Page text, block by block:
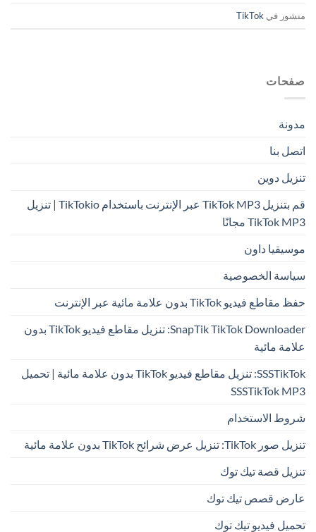
منشور في TikTok
صفحات
مدونة
اتصل بنا
تنزيل دوين
قم بتنزيل TikTok MP3 عبر الإنترنت باستخدام TikTokio | تنزيل
TikTok MP3 مجانًا
موسيقيا داون
سياسة الخصوصية
حفظ مقاطع فيديو TikTok بدون علامة مائية عبر الإنترنت
SnapTik TikTok Downloader: تنزيل مقاطع فيديو TikTok بدون
علامة مائية
SSSTikTok: تنزيل مقاطع فيديو TikTok بدون علامة مائية | تحميل
SSSTikTok MP3
شروط الاستخدام
تنزيل صور TikTok: تنزيل عرض شرائح TikTok بدون علامة مائية
تنزيل قصة تيك توك
عارض قصص تيك توك
تحميل فيديو تيك توك